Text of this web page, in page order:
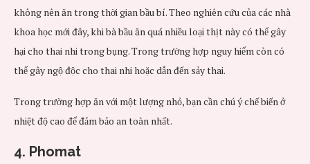
không nên ăn trong thời gian bầu bí. Theo nghiên cứu của các nhà
khoa học mới đây, khi bà bầu ăn quá nhiều loại thịt này có thể gây
hại cho thai nhi trong bụng. Trong trường hợp nguy hiểm còn có
thể gây ngộ độc cho thai nhi hoặc dẫn đến sảy thai.
Trong trường hợp ăn với một lượng nhỏ, bạn cần chú ý chế biến ở
nhiệt độ cao để đảm bảo an toàn nhất.
4. Phomat